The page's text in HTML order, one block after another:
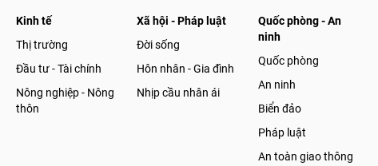
Kinh tế
Thị trường
Đầu tư - Tài chính
Nông nghiệp - Nông
thôn
Xã hội - Pháp luật
Đời sống
Hôn nhân - Gia đình
Nhịp cầu nhân ái
Quốc phòng - An
ninh
Quốc phòng
An ninh
Biển đảo
Pháp luật
An toàn giao thông